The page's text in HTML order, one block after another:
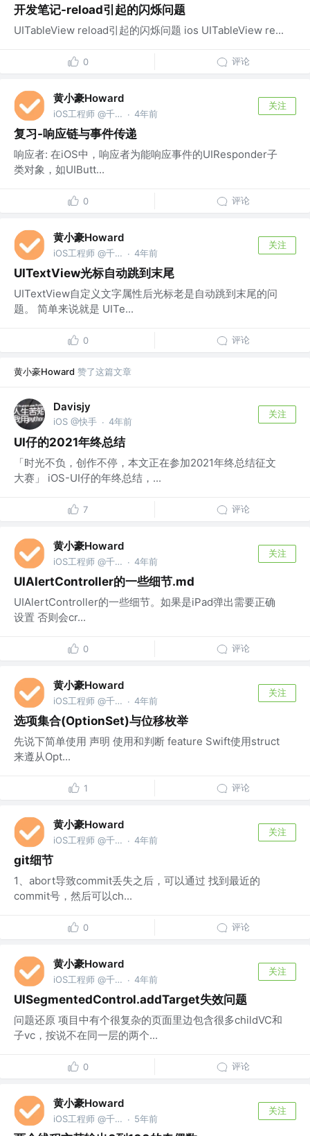
开发笔记-reload引起的闪烁问题
UITableView reload引起的闪烁问题 ios UITableView re...
0 评论
黄小豪Howard
iOS工程师 @千橡网景 · 4年前
关注
复习-响应链与事件传递
响应者: 在iOS中，响应者为能响应事件的UIResponder子
类对象，如UIButt...
0 评论
黄小豪Howard
iOS工程师 @千橡网景 · 4年前
关注
UITextView光标自动跳到末尾
UITextView自定义文字属性后光标老是自动跳到末尾的问
题。 简单来说就是 UITe...
0 评论
黄小豪Howard 赞了这篇文章
Davisjy
iOS @快手 · 4年前
关注
UI仔的2021年终总结
「时光不负，创作不停，本文正在参加2021年终总结征文
大赛」 iOS-UI仔的年终总结，...
7 评论
黄小豪Howard
iOS工程师 @千橡网景 · 4年前
关注
UIAlertController的一些细节.md
UIAlertController的一些细节。如果是iPad弹出需要正确
设置 否则会cr...
0 评论
黄小豪Howard
iOS工程师 @千橡网景 · 4年前
关注
选项集合(OptionSet)与位移枚举
先说下简单使用 声明 使用和判断 feature Swift使用struct
来遵从Opt...
1 评论
黄小豪Howard
iOS工程师 @千橡网景 · 4年前
关注
git细节
1、abort导致commit丢失之后，可以通过 找到最近的
commit号，然后可以ch...
0 评论
黄小豪Howard
iOS工程师 @千橡网景 · 4年前
关注
UISegmentedControl.addTarget失效问题
问题还原 项目中有个很复杂的页面里边包含很多childVC和
子vc，按说不在同一层的两个...
0 评论
黄小豪Howard
iOS工程师 @千橡网景 · 5年前
关注